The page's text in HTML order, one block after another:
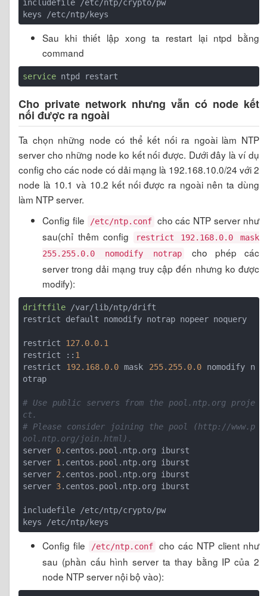
includefile /etc/ntp/crypto/pw
Sau khi thiết lập xong ta restart lại ntpd bằng
command
service
Cho private network nhưng vẫn có node kết
nối được ra ngoài
Ta chọn những node có thể kết nối ra ngoài làm NTP
server cho những node ko kết nối được. Dưới đây là ví dụ
config cho các node có dải mạng là 192.168.10.0/24 với 2
node là 10.1 và 10.2 kết nối được ra ngoài nên ta dùng
làm NTP server.
Config file
/etc/ntp.conf cho các NTP server như
sau(chỉ thêm config
restrict 192.168.0.0 mask
255.255.0.0 nomodify notrap
cho phép các
server trong dải mạng truy cập đến nhưng ko được
modify):
driftfile /var/lib/ntp/drift
restrict default nomodify notrap nopeer noquery
restrict 127.0.0.1
restrict :: 1
restrict 192.168.0.0 mask 255.255.0.0 nomodify n
otrap
# Use public servers from the pool.ntp.org proje
ct.
# Please consider joining the pool (http://www.p
ool.ntp.org/join.html).
server 0.centos.pool.ntp.org iburst
server 1.centos.pool.ntp.org iburst
server 2.centos.pool.ntp.org iburst
server 3.centos.pool.ntp.org iburst
includefile /etc/ntp/crypto/pw
Config file /etc/ntp.conf
cho các NTP client như
sau (phần cấu hình server ta thay bằng IP của 2
node NTP server nội bộ vào):